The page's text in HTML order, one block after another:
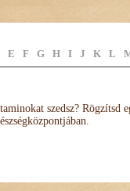
E F G H I J K L
szedsz? Rögzítsd